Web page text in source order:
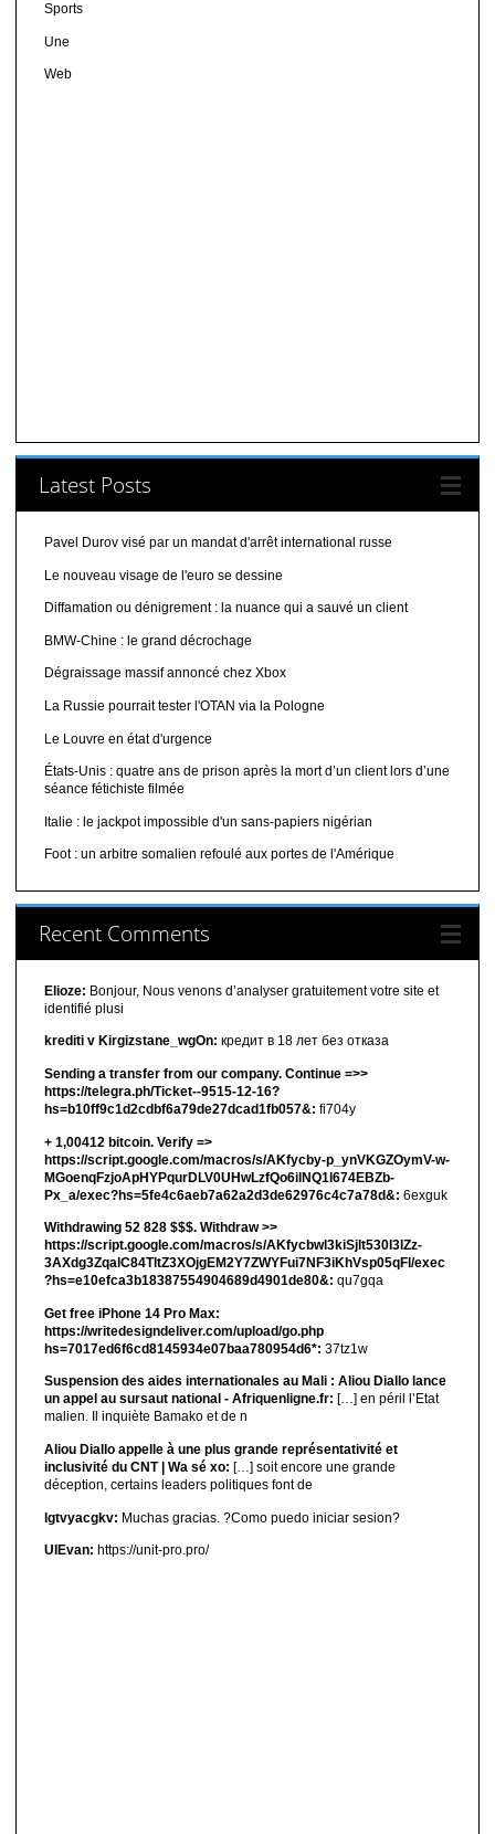
Sports
Une
Web
Latest Posts
Pavel Durov visé par un mandat d'arrêt international russe
Le nouveau visage de l'euro se dessine
Diffamation ou dénigrement : la nuance qui a sauvé un client
BMW-Chine : le grand décrochage
Dégraissage massif annoncé chez Xbox
La Russie pourrait tester l'OTAN via la Pologne
Le Louvre en état d'urgence
États-Unis : quatre ans de prison après la mort d’un client lors d’une
séance fétichiste filmée
Italie : le jackpot impossible d'un sans-papiers nigérian
Foot : un arbitre somalien refoulé aux portes de l'Amérique
Recent Comments
Elioze: Bonjour, Nous venons d’analyser gratuitement votre site et
identifié plusi
krediti v Kirgizstane_wgOn: кредит в 18 лет без отказа
Sending a transfer from our company. Continue =>>
https://telegra.ph/Ticket--9515-12-16?
hs=b10ff9c1d2cdbf6a79de27dcad1fb057&: fi704y
+ 1,00412 bitсоin. Verify =>
https://script.google.com/macros/s/AKfycby-p_ynVKGZOymV-w-
MGoenqFzjoApHYPqurDLV0UHwLzfQo6ilNQ1l674EBZb-
Px_a/exec?hs=5fe4c6aeb7a62a2d3de62976c4c7a78d&: 6exguk
Withdrawing 52 828 $$$. Withdrаw >>
https://script.google.com/macros/s/AKfycbwl3kiSjlt530I3lZz-
3AXdg3ZqalC84TltZ3XOjgEM2Y7ZWYFui7NF3iKhVsp05qFl/exec
?hs=e10efca3b18387554904689d4901de80&: qu7gqa
Get free iPhone 14 Pro Max:
https://writedesigndeliver.com/upload/go.php
hs=7017ed6f6cd8145934e07baa780954d6*: 37tz1w
Suspension des aides internationales au Mali : Aliou Diallo lance
un appel au sursaut national - Afriquenligne.fr: […] en péril l’Etat
malien. Il inquiète Bamako et de n
Aliou Diallo appelle à une plus grande représentativité et
inclusivité du CNT | Wa sé xo: […] soit encore une grande
déception, certains leaders politiques font de
lgtvyacgkv: Muchas gracias. ?Como puedo iniciar sesion?
UIEvan: https://unit-pro.pro/